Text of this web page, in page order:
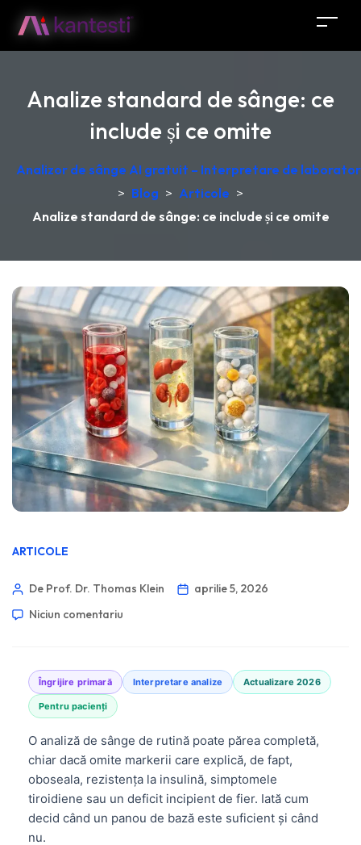
Analize standard de sânge: ce
include și ce omite
Analizor de sânge AI gratuit – Interpretare de
> Blog > Articole >
Analize standard de sânge: ce include și ce omite
ARTICOLE
De Prof. Dr. Thomas Klein
aprilie 5, 2026
Niciun comentariu
Îngrijire primară Interpretare analize Actualizare 2026
Pentru pacienți
O analiză de sânge de rutină poate părea completă,
chiar dacă omite markerii care explică, de fapt,
oboseala, rezistența la insulină, simptomele
tiroidiene sau un deficit incipient de fier. Iată cum
decid când un panou de bază este suficient și când
nu.